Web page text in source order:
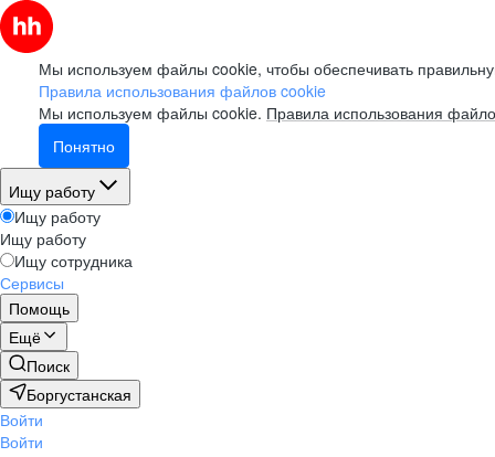
Мы используем файлы cookie, чтобы обеспечивать
Правила использования файлов cookie
Мы используем файлы cookie. Правила использования
Понятно
Ищу работу
Ищу работу
Ищу работу
Ищу сотрудника
Сервисы
Помощь
Ещё
Поиск
Боргустанская
Войти
Войти